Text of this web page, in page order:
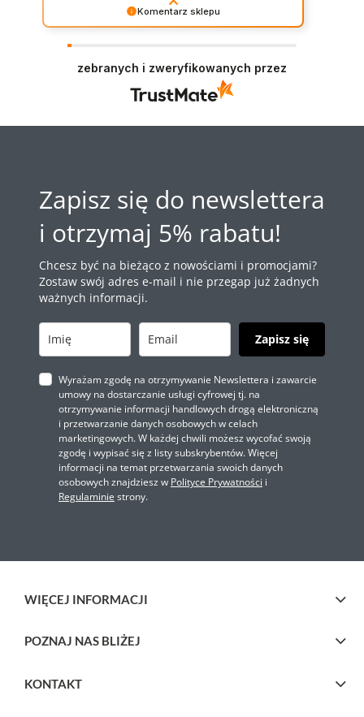
Komentarz sklepu
wasza satysfakcja. Staramy się dorzucać drobne
próbki/gratisy do każdego zamówienia w
zależności od jego wartości. Mamy nadzieję - do
zebranych i zweryfikowanych przez
Zapisz się do newslettera
i otrzymaj 5% rabatu!
Chcesz być na bieżąco z nowościami i promocjami?
Zostaw swój adres e-mail i nie przegap już żadnych
ważnych informacji.
Zapisz się
Wyrażam zgodę na otrzymywanie Newslettera i zawarcie
umowy na dostarczanie usługi cyfrowej tj. na
otrzymywanie informacji handlowych drogą elektroniczną
i przetwarzanie danych osobowych w celach
marketingowych. W każdej chwili możesz wycofać swoją
zgodę i wypisać się z listy subskrybentów. Więcej
informacji na temat przetwarzania swoich danych
osobowych znajdziesz w Polityce Prywatności i
Regulaminie strony.
WIĘCEJ INFORMACJI
POZNAJ NAS BLIŻEJ
KONTAKT